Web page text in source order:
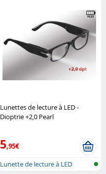
Lunettes de lecture à LED -
Dioptrie +2,0 Pearl
5,95€
Lunette de lecture à LED